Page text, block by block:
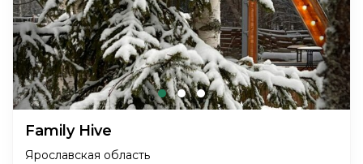
Family Hive
Ярославская область